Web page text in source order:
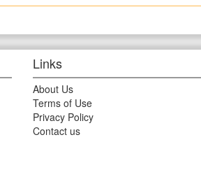
Links
About Us
Terms of Use
Privacy Policy
Contact us